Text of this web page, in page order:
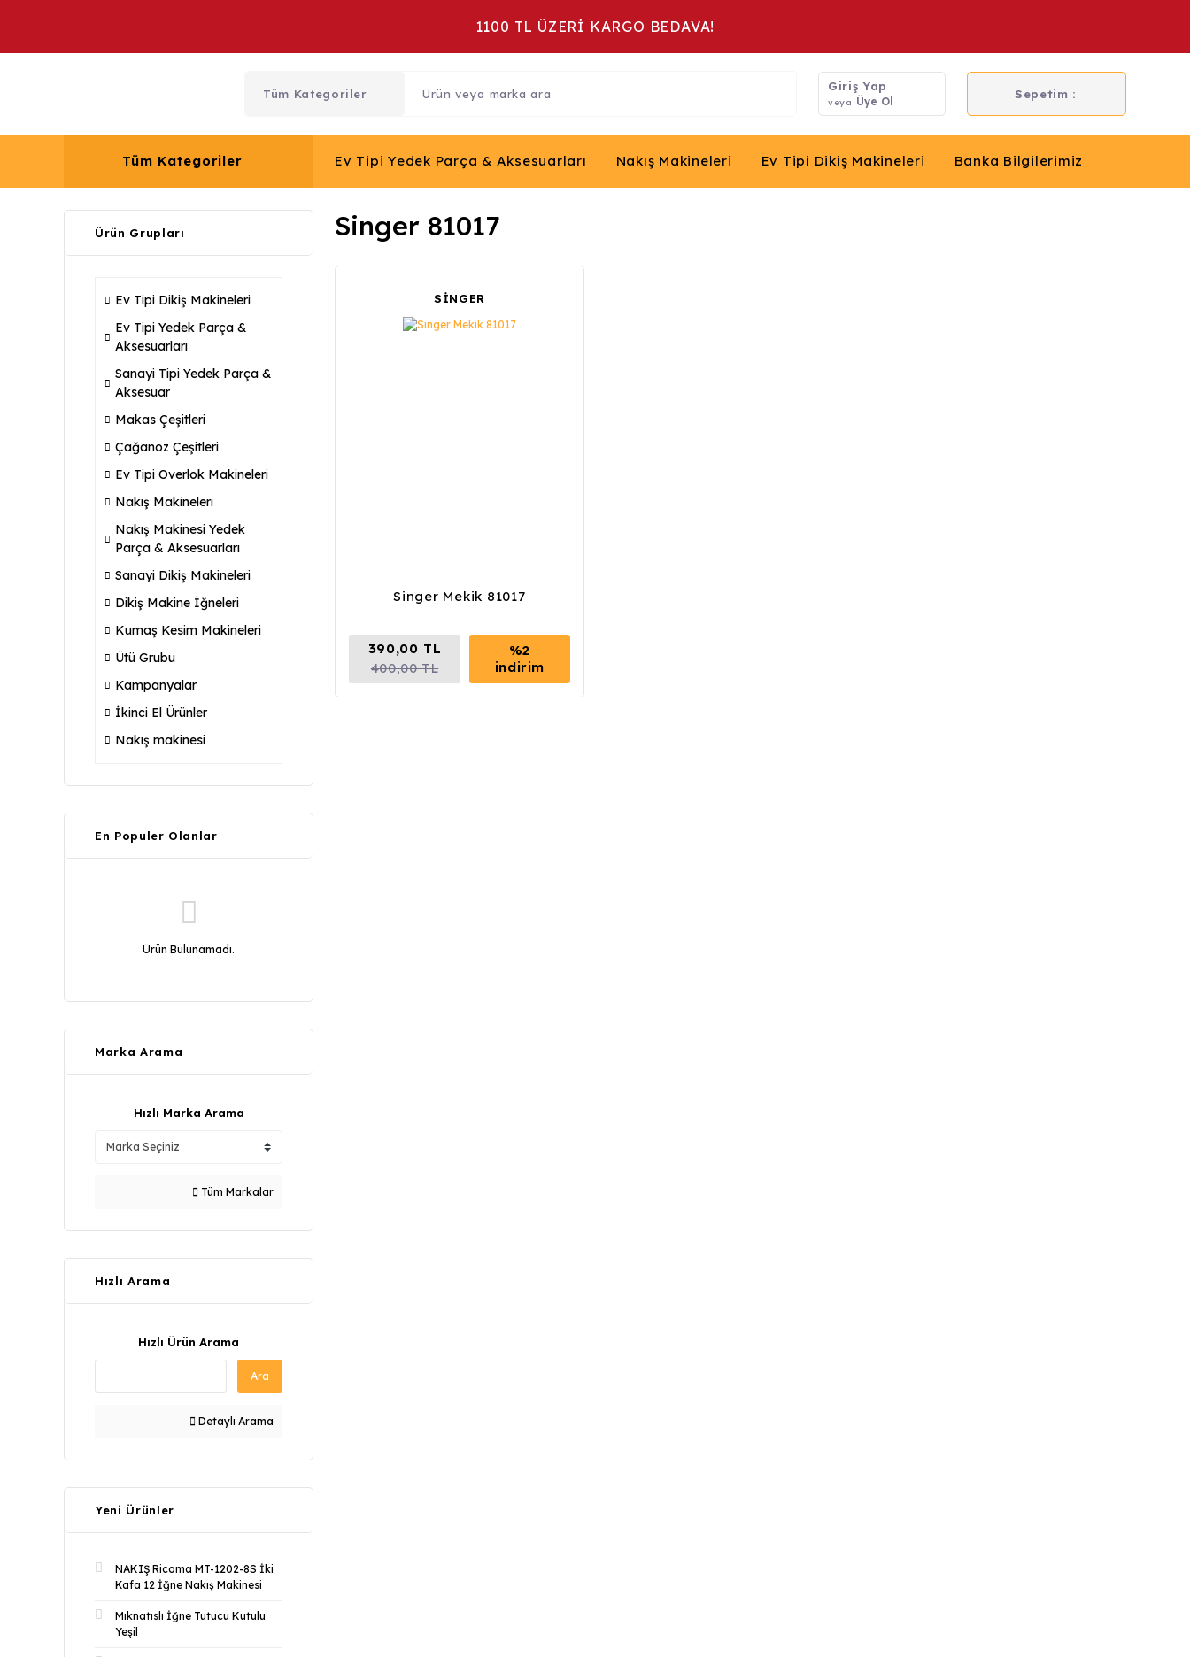
1100 TL ÜZERİ KARGO BEDAVA!
Giriş Yap
veya Üye Ol
Sepetim :
Tüm Kategoriler Ev Tipi Yedek Parça & Aksesuarları Nakış Makineleri Ev Tipi Dikiş Makineleri Banka Bilgilerimiz
Ürün Grupları
Ev Tipi Dikiş Makineleri
Ev Tipi Yedek Parça &
Aksesuarları
Sanayi Tipi Yedek Parça &
Aksesuar
Makas Çeşitleri
Çağanoz Çeşitleri
Ev Tipi Overlok Makineleri
Nakış Makineleri
Nakış Makinesi Yedek
Parça & Aksesuarları
Sanayi Dikiş Makineleri
Dikiş Makine İğneleri
Kumaş Kesim Makineleri
Ütü Grubu
Kampanyalar
İkinci El Ürünler
Nakış makinesi
En Populer Olanlar
Ürün Bulunamadı.
Marka Arama
Hızlı Marka Arama
Tüm Markalar
Hızlı Arama
Hızlı Ürün Arama
Ara
Detaylı Arama
Yeni Ürünler
NAKIŞ Ricoma MT-1202-8S İki
Kafa 12 İğne Nakış Makinesi
Mıknatıslı İğne Tutucu Kutulu
Yeşil
Singer 81017
SİNGER
Singer Mekik 81017
390,00 TL
400,00 TL
%2
indirim